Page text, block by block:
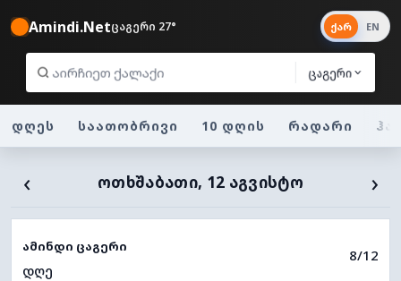
Amindi.Netცაგერი 27°
ცაგერი
ქარ EN
დღეს საათობრივი 10 დღის რადარი
‹ ᲝᲗᲮᲨᲐᲑᲐᲗᲘ, 12 ᲐᲒᲕᲘᲡᲢᲝ ›
ამინდი ცაგერი
დღე
8/12